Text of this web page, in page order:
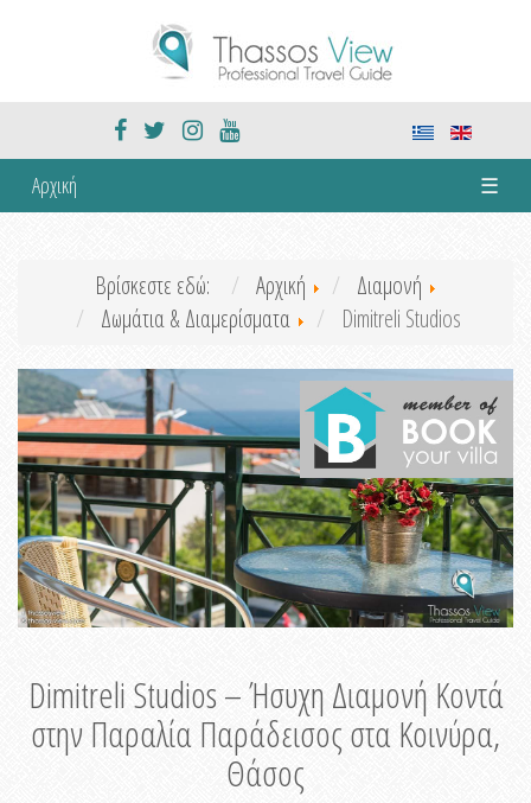
Αρχική ☰
Βρίσκεστε εδώ: Αρχική
Διαμονή
Δωμάτια & Διαμερίσματα
Dimitreli Studios
Dimitreli Studios – Ήσυχη Διαμονή Κοντά
στην Παραλία Παράδεισος στα Κοινύρα,
Θάσος